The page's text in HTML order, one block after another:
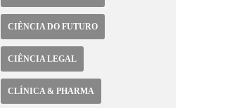
CIÊNCIA DO FUTURO
CIÊNCIA LEGAL
CLÍNICA & PHARMA